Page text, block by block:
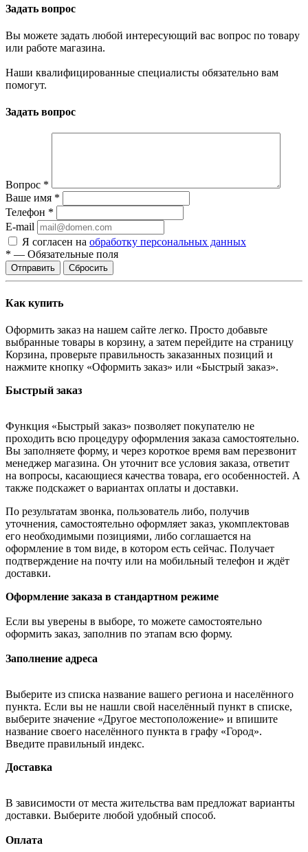
Задать вопрос
Вы можете задать любой интересующий вас вопрос по товару
или работе магазина.
Наши квалифицированные специалисты обязательно вам
помогут.
Задать вопрос
Вопрос *
Ваше имя *
Телефон *
E-mail
Я согласен на обработку персональных данных
* — Обязательные поля
Сбросить
Как купить
Оформить заказ на нашем сайте легко. Просто добавьте
выбранные товары в корзину, а затем перейдите на страницу
Корзина, проверьте правильность заказанных позиций и
нажмите кнопку «Оформить заказ» или «Быстрый заказ».
Быстрый заказ
Функция «Быстрый заказ» позволяет покупателю не
проходить всю процедуру оформления заказа самостоятельно.
Вы заполняете форму, и через короткое время вам перезвонит
менеджер магазина. Он уточнит все условия заказа, ответит
на вопросы, касающиеся качества товара, его особенностей. А
также подскажет о вариантах оплаты и доставки.
По результатам звонка, пользователь либо, получив
уточнения, самостоятельно оформляет заказ, укомплектовав
его необходимыми позициями, либо соглашается на
оформление в том виде, в котором есть сейчас. Получает
подтверждение на почту или на мобильный телефон и ждёт
доставки.
Оформление заказа в стандартном режиме
Если вы уверены в выборе, то можете самостоятельно
оформить заказ, заполнив по этапам всю форму.
Заполнение адреса
Выберите из списка название вашего региона и населённого
пункта. Если вы не нашли свой населённый пункт в списке,
выберите значение «Другое местоположение» и впишите
название своего населённого пункта в графу «Город».
Введите правильный индекс.
Доставка
В зависимости от места жительства вам предложат варианты
доставки. Выберите любой удобный способ.
Оплата